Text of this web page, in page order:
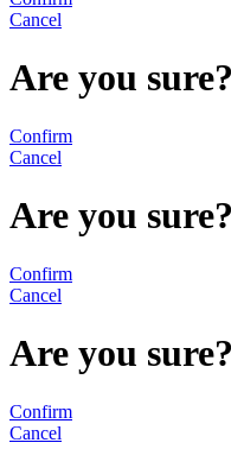
Cancel
Are you sure?
Confirm
Cancel
Are you sure?
Confirm
Cancel
Are you sure?
Confirm
Cancel